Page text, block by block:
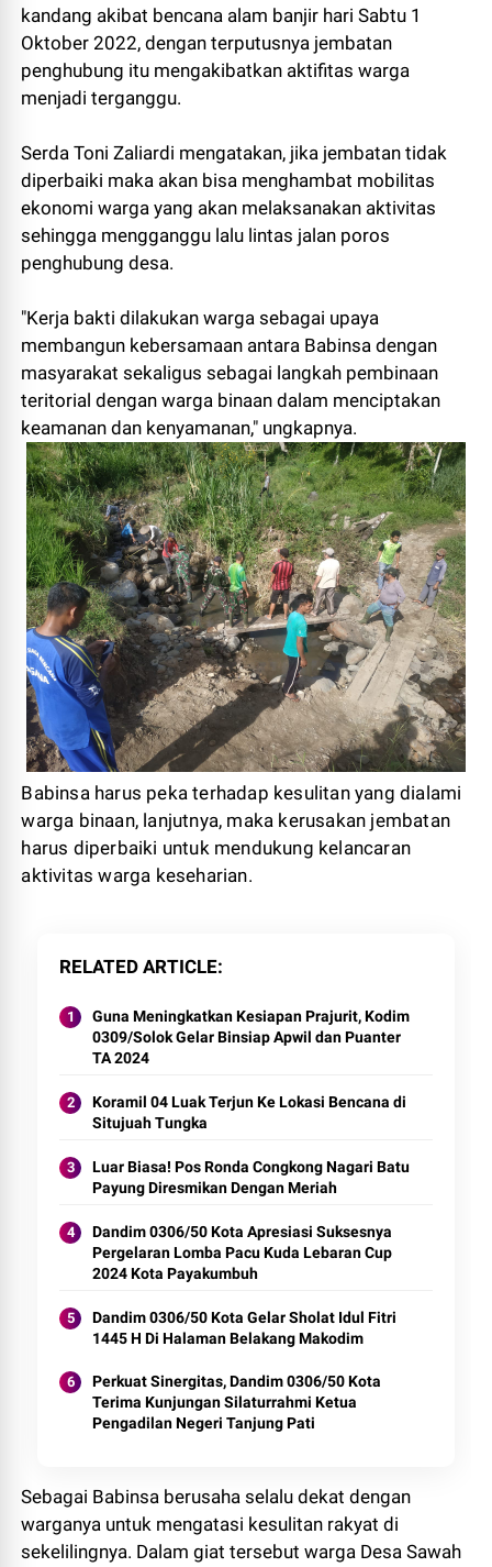
kandang akibat bencana alam banjir hari Sabtu 1
Oktober 2022, dengan terputusnya jembatan
penghubung itu mengakibatkan aktifitas warga
menjadi terganggu.
Serda Toni Zaliardi mengatakan, jika jembatan tidak
diperbaiki maka akan bisa menghambat mobilitas
ekonomi warga yang akan melaksanakan aktivitas
sehingga mengganggu lalu lintas jalan poros
penghubung desa.
"Kerja bakti dilakukan warga sebagai upaya
membangun kebersamaan antara Babinsa dengan
masyarakat sekaligus sebagai langkah pembinaan
teritorial dengan warga binaan dalam menciptakan
keamanan dan kenyamanan," ungkapnya.
Babinsa harus peka terhadap kesulitan yang dialami
warga binaan, lanjutnya, maka kerusakan jembatan
harus diperbaiki untuk mendukung kelancaran
aktivitas warga keseharian.
RELATED ARTICLE
Guna Meningkatkan Kesiapan Prajurit, Kodim
0309/Solok Gelar Binsiap Apwil dan Puanter
TA 2024
Koramil 04 Luak Terjun Ke Lokasi Bencana di
Situjuah Tungka
Luar Biasa! Pos Ronda Congkong Nagari Batu
Payung Diresmikan Dengan Meriah
Dandim 0306/50 Kota Apresiasi Suksesnya
Pergelaran Lomba Pacu Kuda Lebaran Cup
2024 Kota Payakumbuh
Dandim 0306/50 Kota Gelar Sholat Idul Fitri
1445 H Di Halaman Belakang Makodim
Perkuat Sinergitas, Dandim 0306/50 Kota
Terima Kunjungan Silaturrahmi Ketua
Pengadilan Negeri Tanjung Pati
Sebagai Babinsa berusaha selalu dekat dengan
warganya untuk mengatasi kesulitan rakyat di
sekelilingnya. Dalam giat tersebut warga Desa Sawah